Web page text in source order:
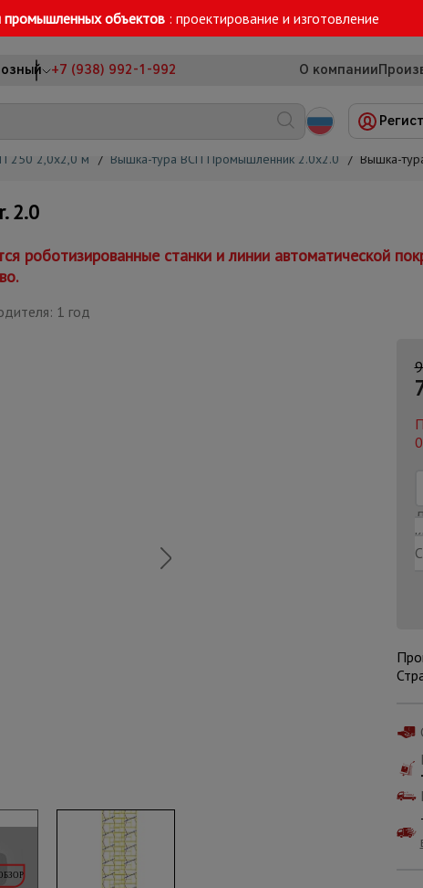
промышленных объектов : проектирование и изготовление
+7 (938) 992-1-992 О компании
250 2,0х2,0 м / Вышка-тура ВСП Промышленник 2.0х2.0 / Вышка-
2.0
роботизированные станки и линии автоматической
1 год